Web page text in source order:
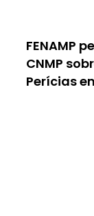
FENAMP
CNMP
Perícias